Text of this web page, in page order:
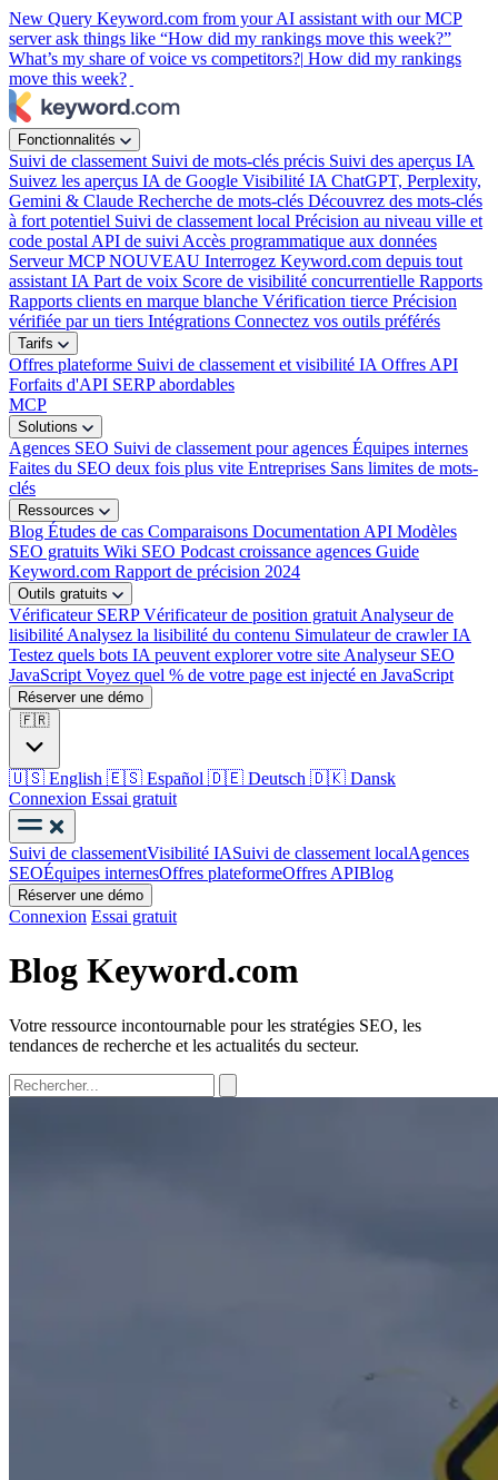
New Query Keyword.com from your AI assistant with our MCP
server ask things like “How did my rankings move this week?”
What’s my share of voice vs competitors?| How did my rankings
move this week?
Fonctionnalités
Suivi de classement Suivi de mots-clés précis Suivi des aperçus IA
Suivez les aperçus IA de Google Visibilité IA ChatGPT, Perplexity,
Gemini & Claude Recherche de mots-clés Découvrez des mots-clés
à fort potentiel Suivi de classement local Précision au niveau ville et
code postal API de suivi Accès programmatique aux données
Serveur MCPNOUVEAU Interrogez Keyword.com depuis tout
assistant IA Part de voix Score de visibilité concurrentielle Rapports
Rapports clients en marque blanche Vérification tierce Précision
vérifiée par un tiers Intégrations Connectez vos outils préférés
Tarifs
Offres plateforme Suivi de classement et visibilité IA Offres API
Forfaits d'API SERP abordables
MCP
Solutions
Agences SEO Suivi de classement pour agences Équipes internes
Faites du SEO deux fois plus vite Entreprises Sans limites de mots-
clés
Ressources
Blog Études de cas Comparaisons Documentation API Modèles
SEO gratuits Wiki SEO Podcast croissance agences Guide
Keyword.com Rapport de précision 2024
Outils gratuits
Vérificateur SERPVérificateur de position gratuit Analyseur de
lisibilité Analysez la lisibilité du contenu Simulateur de crawler IA
Testez quels bots IA peuvent explorer votre site Analyseur SEO
JavaScript Voyez quel % de votre page est injecté en JavaScript
Réserver une démo
🇫🇷
🇺🇸 English 🇪🇸 Español 🇩🇪 Deutsch 🇩🇰 Dansk
Connexion Essai gratuit
Suivi de classementVisibilité IASuivi de classement localAgences
SEOÉquipes internesOffres plateformeOffres APIBlog
Réserver une démo
Connexion Essai gratuit
Blog Keyword.com
Votre ressource incontournable pour les stratégies SEO, les
tendances de recherche et les actualités du secteur.